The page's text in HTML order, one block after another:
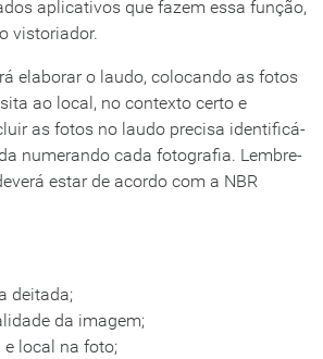
aplicativos que fazem essa função,
vistoriador.
elaborar o laudo, colocando as fotos
ao local, no contexto certo e
as fotos no laudo precisa identificá-
numerando cada fotografia. Lembre-
estar de acordo com a NBR
deitada;
da imagem;
e local na foto;